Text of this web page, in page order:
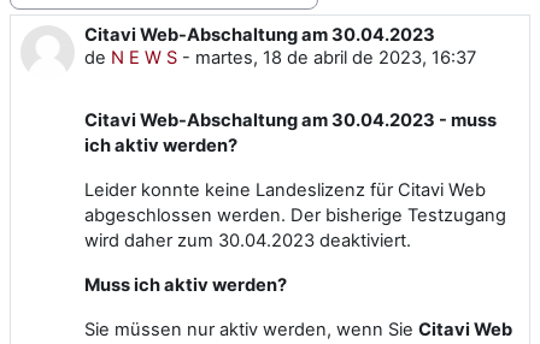
Citavi Web-Abschaltung am 30.04.2023
de N E W S - martes, 18 de abril de 2023, 16:37
Número de respuestas: 0
Citavi Web-Abschaltung am 30.04.2023 - muss
ich aktiv werden?
Leider konnte keine Landeslizenz für Citavi Web
abgeschlossen werden. Der bisherige Testzugang
wird daher zum 30.04.2023 deaktiviert.
Muss ich aktiv werden?
Sie müssen nur aktiv werden, wenn Sie Citavi Web